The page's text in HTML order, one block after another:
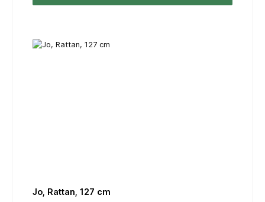
Jo, Rattan, 127 cm